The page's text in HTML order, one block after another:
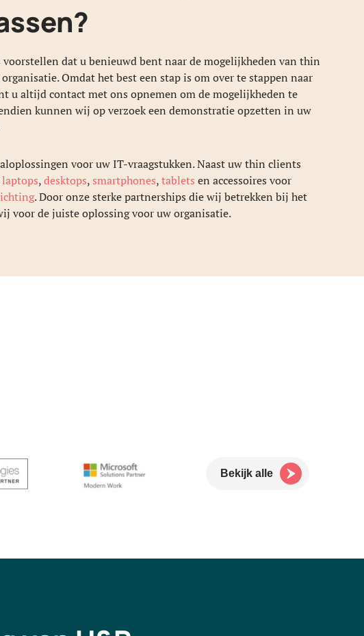
voorstellen dat u benieuwd bent naar de mogelijkheden van thin
Omdat het best een stap is om over te stappen naar
u altijd contact met ons opnemen om de mogelijkheden te
kunnen wij op verzoek een demonstratie opzetten in uw
voor uw IT-vraagstukken. Naast uw thin clients
laptops,desktops, smartphones,tablets en accessoires voor
. Door onze sterke partnerships die wij betrekken bij het
voor de juiste oplossing voor uw organisatie.
Bekijk alle